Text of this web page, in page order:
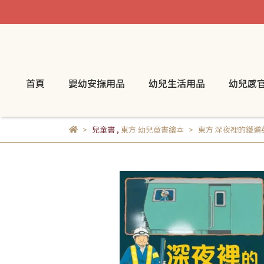
首頁 嬰幼安撫用品 幼兒生活用品 幼兒感
兒童書, 東方 幼兒童書繪本 東方 深夜裡的鐵道